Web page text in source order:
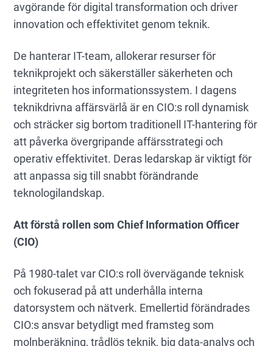
avgörande för digital transformation och driver
innovation och effektivitet genom teknik.
De hanterar IT-team, allokerar resurser för
teknikprojekt och säkerställer säkerheten och
integriteten hos informationssystem. I dagens
teknikdrivna affärsvärlå är en CIO:s roll dynamisk
och sträcker sig bortom traditionell IT-hantering för
att påverka övergripande affärsstrategi och
operativ effektivitet. Deras ledarskap är viktigt för
att anpassa sig till snabbt förändrande
teknologilandskap.
Att förstå rollen som Chief Information Officer
(CIO)
På 1980-talet var CIO:s roll övervägande teknisk
och fokuserad på att underhålla interna
datorsystem och nätverk. Emellertid förändrades
CIO:s ansvar betydligt med framsteg som
molnberäkning, trådlös teknik, big data-analys och